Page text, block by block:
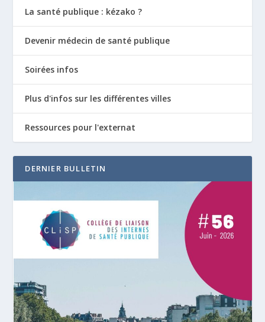
La santé publique : kézako ?
Devenir médecin de santé publique
Soirées infos
Plus d'infos sur les différentes villes
Ressources pour l'externat
DERNIER BULLETIN